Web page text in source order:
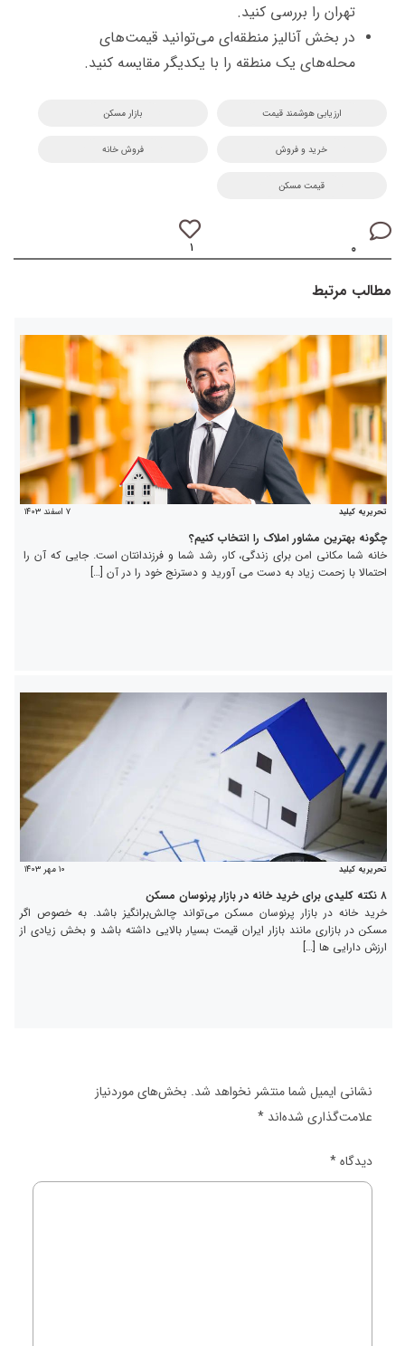
تهران را بررسی کنید.
در بخش آنالیز منطقه‌ای می‌توانید قیمت‌های
محله‌های یک منطقه را با یکدیگر مقایسه کنید.
ارزیابی هوشمند قیمت بازار مسکن
خرید و فروش فروش خانه
قیمت مسکن
۰ ۱
مطالب مرتبط
تحریریه کیلید ۷ اسفند ۱۴۰۳
چگونه بهترین مشاور املاک را انتخاب کنیم؟
خانه شما مکانی امن برای زندگی، کار، رشد شما و فرزندانتان است. جایی که آن را
احتمالا با زحمت زیاد به دست می آورید و دسترنج خود را در آن […]
تحریریه کیلید ۱۰ مهر ۱۴۰۳
۸ نکته کلیدی برای خرید خانه در بازار پرنوسان مسکن
خرید خانه در بازار پرنوسان مسکن می‌تواند چالش‌برانگیز باشد. به خصوص اگر
مسکن در بازاری مانند بازار ایران قیمت بسیار بالایی داشته باشد و بخش زیادی از
ارزش دارایی ها […]
نشانی ایمیل شما منتشر نخواهد شد. بخش‌های موردنیاز
علامت‌گذاری شده‌اند *
دیدگاه*